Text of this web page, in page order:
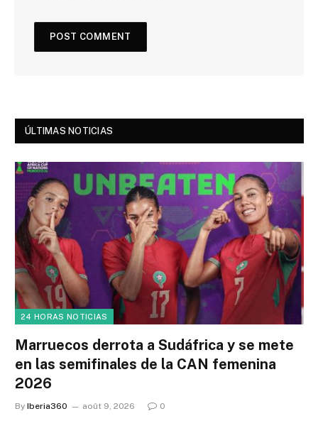
ÚLTIMAS NOTICIAS
24 HORAS NOTICIAS
Marruecos derrota a Sudáfrica y se mete
en las semifinales de la CAN femenina
2026
By Iberia360 août 9, 2026 0